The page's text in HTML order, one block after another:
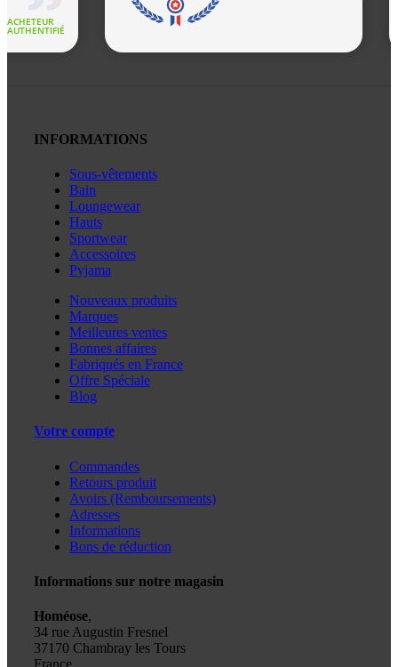
INFORMATIONS
Sous-vêtements
Bain
Loungewear
Hauts
Sportwear
Accessoires
Pyjama
Nouveaux produits
Marques
Meilleures ventes
Bonnes affaires
Fabriqués en France
Offre Spéciale
Blog
Votre compte
Commandes
Retours produit
Avoirs (Remboursements)
Adresses
Informations
Bons de réduction
Informations sur notre magasin
Homéose,
34 rue Augustin Fresnel
37170 Chambray les Tours